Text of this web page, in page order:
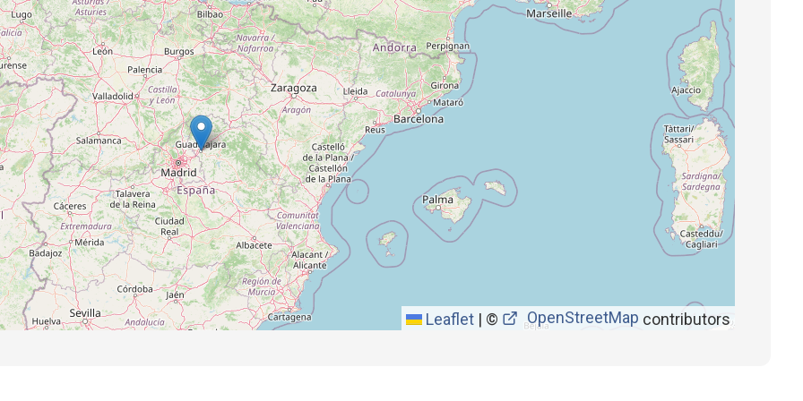
Leaflet | © OpenStreetMap contributors